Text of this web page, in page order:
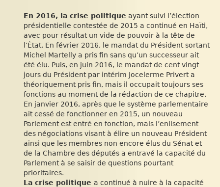
En 2016, la crise politique ayant suivi l’élection
présidentielle contestée de 2015 a continué en Haïti,
avec pour résultat un vide de pouvoir à la tête de
l’État. En février 2016, le mandat du Président sortant
Michel Martelly a pris fin sans qu’un successeur ait
été élu. Puis, en juin 2016, le mandat de cent vingt
jours du Président par intérim Jocelerme Privert a
théoriquement pris fin, mais il occupait toujours ses
fonctions au moment de la rédaction de ce chapitre.
En janvier 2016, après que le système parlementaire
ait cessé de fonctionner en 2015, un nouveau
Parlement est entré en fonction, mais l’enlisement
des négociations visant à élire un nouveau Président
ainsi que les membres non encore élus du Sénat et
de la Chambre des députés a entravé la capacité du
Parlement à se saisir de questions pourtant
prioritaires.
La crise politique a continué à nuire à la capacité